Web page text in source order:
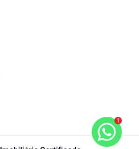
1